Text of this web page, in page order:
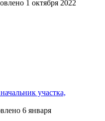
1 октября 2022
участка,
6 января